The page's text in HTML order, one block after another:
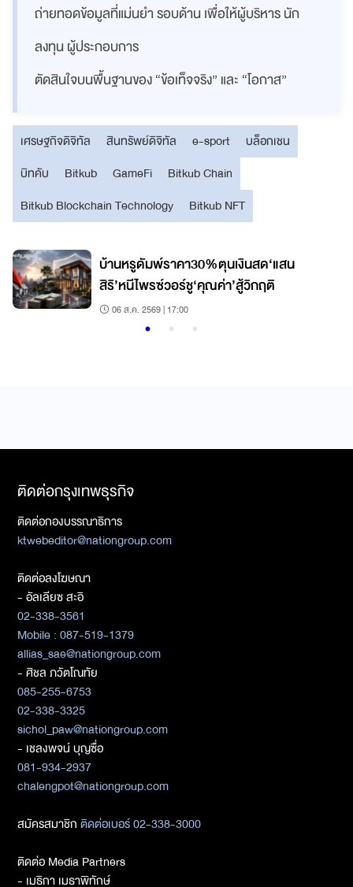
ถ่ายทอดข้อมูลที่แม่นยำ รอบด้าน เพื่อให้ผู้บริหาร นัก
ลงทุน ผู้ประกอบการ
ตัดสินใจบนพื้นฐานของ “ข้อเท็จจริง” และ “โอกาส”
เศรษฐกิจดิจิทัล สินทรัพย์ดิจิทัล e-sport
บล็อกเชน
บิทคับ
Bitkub GameFi
Bitkub Chain
Bitkub Blockchain Technology
Bitkub NFT
บ้านหรูดัมพ์ราคา30%ตุนเงินสด‘แสน
สิริ’หนีไพรซ์วอร์ชู‘คุณค่า’สู้วิกฤติ
06 ส.ค. 2569 | 17:00
ติดต่อกรุงเทพธุรกิจ
ติดต่อกองบรรณาธิการ
ktwebeditor@nationgroup.com
ติดต่อลงโฆษณา
- อัลเลียซ สะอิ
02-338-3561
Mobile : 087-519-1379
allias_sae@nationgroup.com
- ศิชล ภวัตโณทัย
085-255-6753
02-338-3325
sichol_paw@nationgroup.com
- เชลงพจน์ บุญซื่อ
081-934-2937
chalengpot@nationgroup.com
สมัครสมาชิกติดต่อเบอร์ 02-338-3000
ติดต่อ Media Partners
- เมธิกา เมธาพิทักษ์